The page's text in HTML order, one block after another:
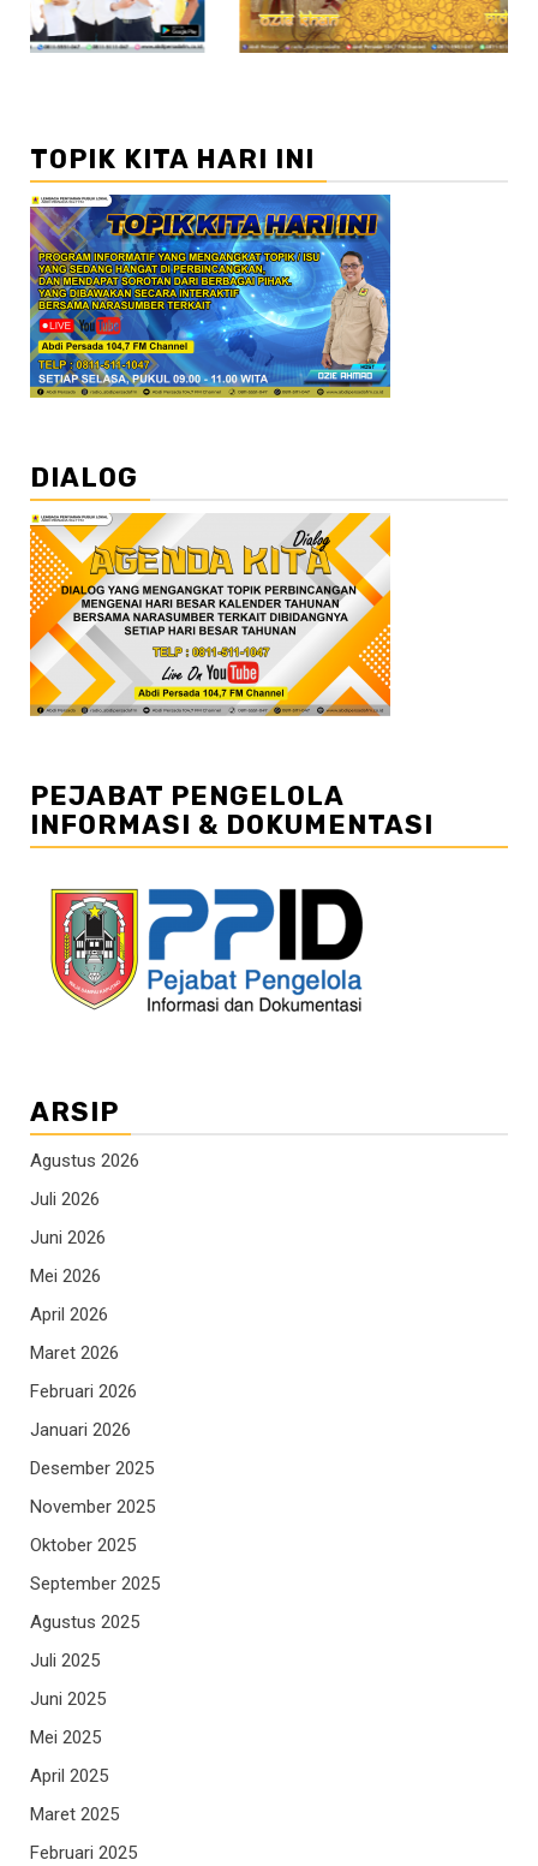
TOPIK KITA HARI INI
DIALOG
PEJABAT PENGELOLA
INFORMASI & DOKUMENTASI
ARSIP
Agustus 2026
Juli 2026
Juni 2026
Mei 2026
April 2026
Maret 2026
Februari 2026
Januari 2026
Desember 2025
November 2025
Oktober 2025
September 2025
Agustus 2025
Juli 2025
Juni 2025
Mei 2025
April 2025
Maret 2025
Februari 2025